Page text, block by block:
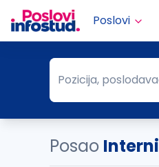
Poslovi
Pozicija,
Pozicija,
Posao